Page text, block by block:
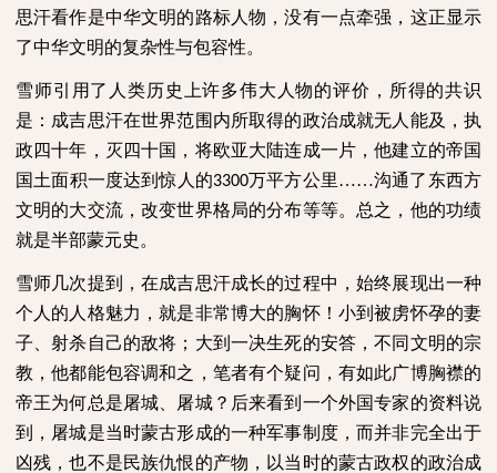
思汗看作是中华文明的路标人物，没有一点牵强，这正显示
了中华文明的复杂性与包容性。
雪师引用了人类历史上许多伟大人物的评价，所得的共识
是：成吉思汗在世界范围内所取得的政治成就无人能及，执
政四十年，灭四十国，将欧亚大陆连成一片，他建立的帝国
国土面积一度达到惊人的3300万平方公里……沟通了东西方
文明的大交流，改变世界格局的分布等等。总之，他的功绩
就是半部蒙元史。
雪师几次提到，在成吉思汗成长的过程中，始终展现出一种
个人的人格魅力，就是非常博大的胸怀！小到被虏怀孕的妻
子、射杀自己的敌将；大到一决生死的安答，不同文明的宗
教，他都能包容调和之，笔者有个疑问，有如此广博胸襟的
帝王为何总是屠城、屠城？后来看到一个外国专家的资料说
到，屠城是当时蒙古形成的一种军事制度，而并非完全出于
凶残，也不是民族仇恨的产物，以当时的蒙古政权的政治成